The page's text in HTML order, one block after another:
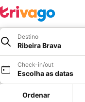
Destino
Ribeira Brava
Check-in/out
Escolha as datas
Ordenar